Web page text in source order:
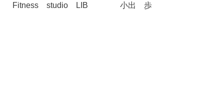
Fitness studio LIB 小出 歩